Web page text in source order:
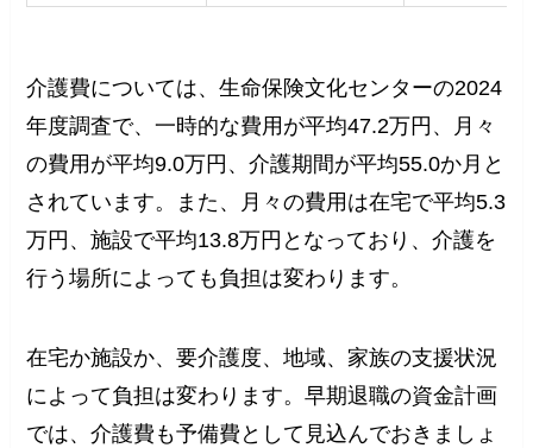
介護費については、生命保険文化センターの2024
年度調査で、一時的な費用が平均47.2万円、月々
の費用が平均9.0万円、介護期間が平均55.0か月と
されています。また、月々の費用は在宅で平均5.3
万円、施設で平均13.8万円となっており、介護を
行う場所によっても負担は変わります。
在宅か施設か、要介護度、地域、家族の支援状況
によって負担は変わります。早期退職の資金計画
では、介護費も予備費として見込んでおきましょ